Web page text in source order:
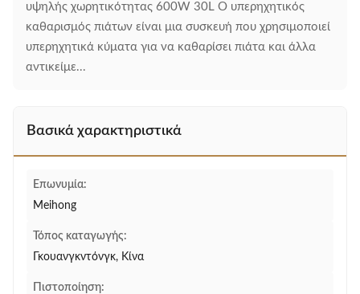
υψηλής χωρητικότητας 600W 30L Ο υπερηχητικός
καθαρισμός πιάτων είναι μια συσκευή που χρησιμοποιεί
υπερηχητικά κύματα για να καθαρίσει πιάτα και άλλα
αντικείμε...
Βασικά χαρακτηριστικά
Επωνυμία:
Meihong
Τόπος καταγωγής:
Γκουανγκντόνγκ, Κίνα
Πιστοποίηση: